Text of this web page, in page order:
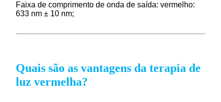
Faixa de comprimento de onda de saída: vermelho:
633 nm ± 10 nm;
Quais são as vantagens da terapia de
luz vermelha?